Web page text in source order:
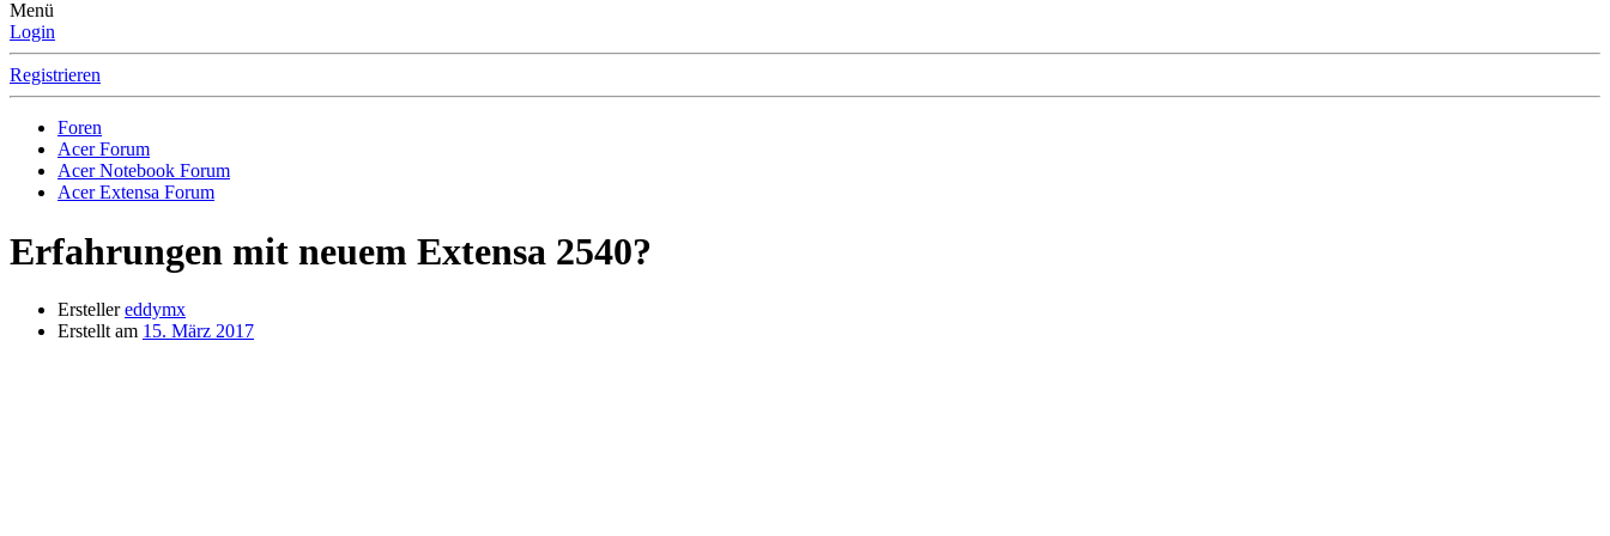
Menü
Login
Registrieren
Foren
Acer Forum
Acer Notebook Forum
Acer Extensa Forum
Erfahrungen mit neuem Extensa 2540?
Ersteller eddymx
Erstellt am 15. März 2017